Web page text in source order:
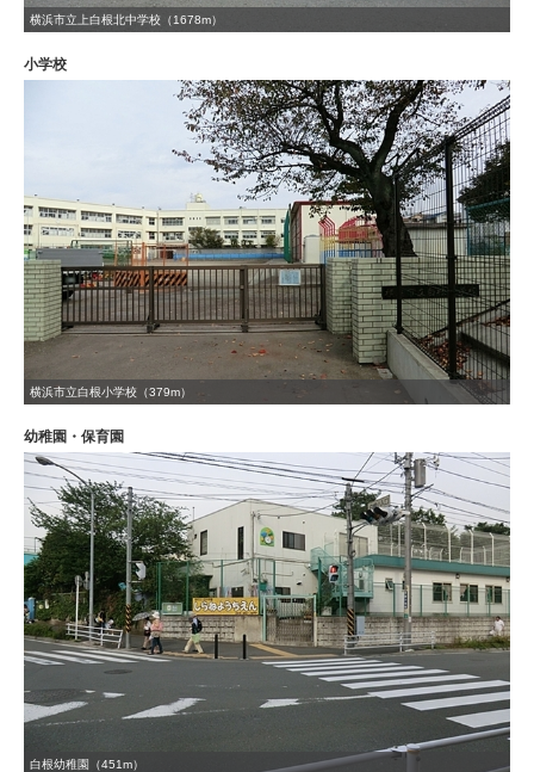
横浜市立上白根北中学校（1678m）
小学校
横浜市立白根小学校（379m）
幼稚園・保育園
白根幼稚園（451m）